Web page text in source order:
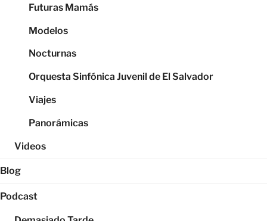
Futuras Mamás
Modelos
Nocturnas
Orquesta Sinfónica Juvenil de El Salvador
Viajes
Panorámicas
Videos
Blog
Podcast